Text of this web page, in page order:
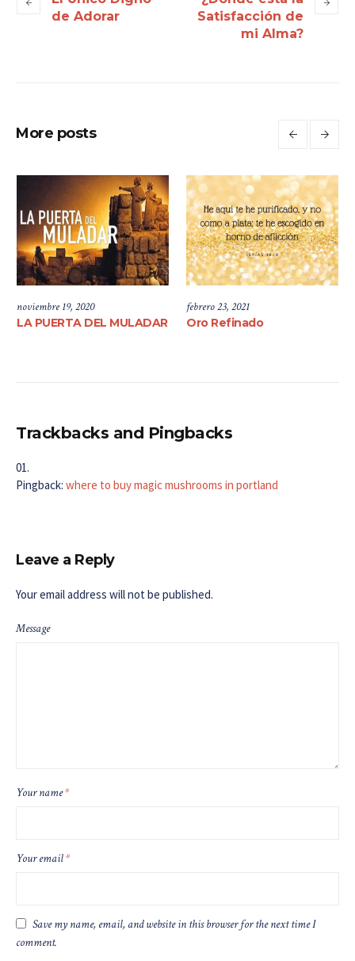
de Adorar
Satisfacción de
mi Alma?
More posts
noviembre 19, 2020
LA PUERTA DEL MULADAR
febrero 23, 2021
Oro Refinado
Trackbacks and Pingbacks
Pingback: where to buy magic mushrooms in portland
Leave a Reply
Your email address will not be published.
Message
Your name*
Your email*
Save my name, email, and website in this browser for the next time I
comment.